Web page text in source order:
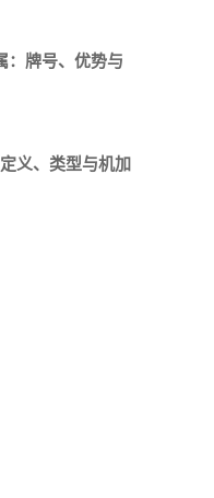
：牌号、优势与
义、类型与机加